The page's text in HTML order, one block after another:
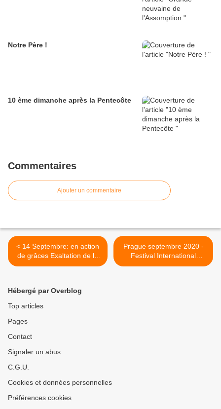
Notre Père !
10 ème dimanche après la Pentecôte
Commentaires
Ajouter un commentaire
< 14 Septembre: en action
de grâces Exaltation de la
ste Croix
Prague septembre 2020 -
Festival International
d'Orgue à Olomouc
Hébergé par Overblog
Top articles
Pages
Contact
Signaler un abus
C.G.U.
Cookies et données personnelles
Préférences cookies